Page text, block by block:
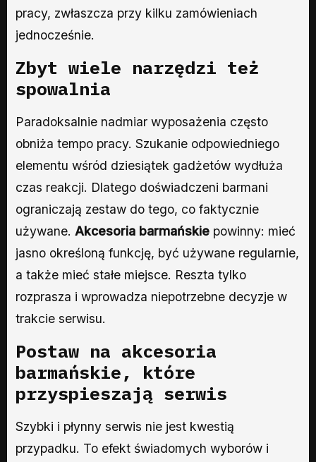
pracy, zwłaszcza przy kilku zamówieniach
jednocześnie.
Zbyt wiele narzędzi też
spowalnia
Paradoksalnie nadmiar wyposażenia często
obniża tempo pracy. Szukanie odpowiedniego
elementu wśród dziesiątek gadżetów wydłuża
czas reakcji. Dlatego doświadczeni barmani
ograniczają zestaw do tego, co faktycznie
używane. Akcesoria barmańskie powinny: mieć
jasno określoną funkcję, być używane regularnie,
a także mieć stałe miejsce. Reszta tylko
rozprasza i wprowadza niepotrzebne decyzje w
trakcie serwisu.
Postaw na akcesoria
barmańskie, które
przyspieszają serwis
Szybki i płynny serwis nie jest kwestią
przypadku. To efekt świadomych wyborów i